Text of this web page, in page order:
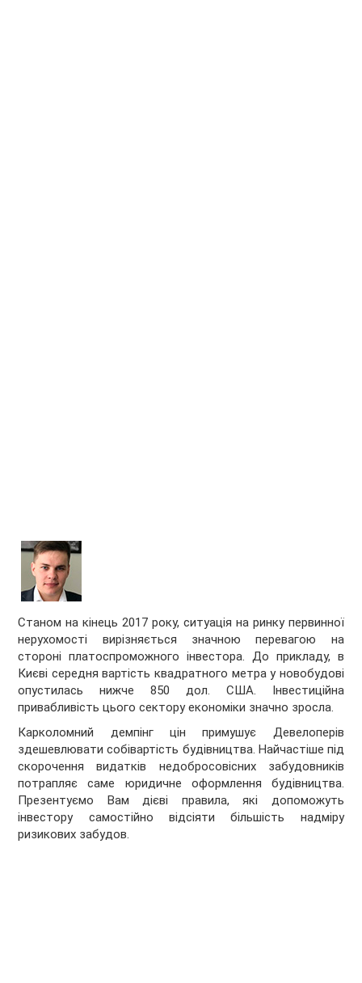
Станом на кінець 2017 року, ситуація на ринку первинної
нерухомості вирізняється значною перевагою на
стороні платоспроможного інвестора. До прикладу, в
Києві середня вартість квадратного метра у новобудові
опустилась нижче 850 дол. США. Інвестиційна
привабливість цього сектору економіки значно зросла.
Карколомний демпінг цін примушує Девелоперів
здешевлювати собівартість будівництва. Найчастіше під
скорочення видатків недобросовісних забудовників
потрапляє саме юридичне оформлення будівництва.
Презентуємо Вам дієві правила, які допоможуть
інвестору самостійно відсіяти більшість надміру
ризикових забудов.